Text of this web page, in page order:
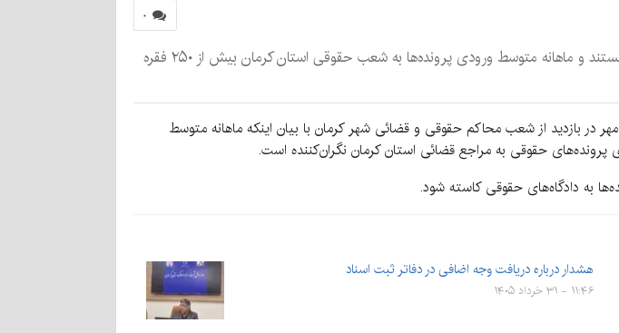
۰
رئیس‌کل دادگستری استان کرمان گفت: «۱۹ شعبه حقوقی در مرکز استان کرمان دایر هستند و ماهانه متوسط ورودی پرونده‌ها به شعب حقوقی استان کرمان بیش از ۲۵۰ فقره
به گزارش کرمان‌نو به نقل از مهر، حجت‌الاسلام‌والمسلمین ابراهیم حمیدی، صبح شنبه ۱۴ مهر در بازدید از شعب محاکم حقوقی و قضائی شهر کرمان با بیان اینکه ماهانه متوسط
به دادگاه‌های حقوقی کاسته شود.
هشدار درباره دریافت وجه اضافی در دفاتر ثبت اسناد
۱۱:۴۶ - ۳۱ خرداد ۱۴۰۵